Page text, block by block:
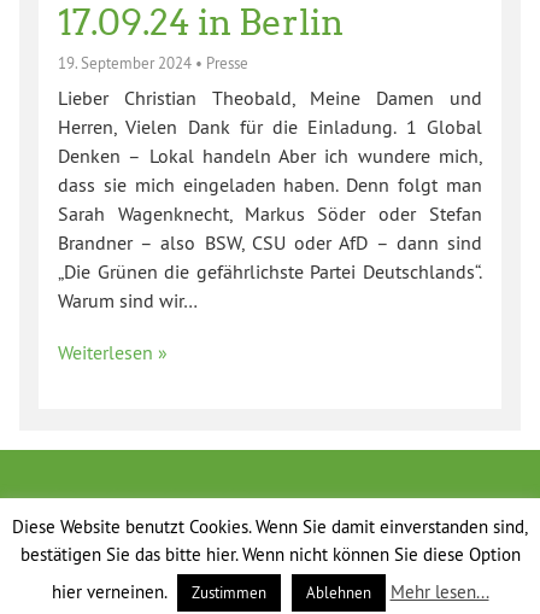
17.09.24 in Berlin
19. September 2024 • Presse
Lieber Christian Theobald, Meine Damen und
Herren, Vielen Dank für die Einladung. 1 Global
Denken – Lokal handeln Aber ich wundere mich,
dass sie mich eingeladen haben. Denn folgt man
Sarah Wagenknecht, Markus Söder oder Stefan
Brandner – also BSW, CSU oder AfD – dann sind
„Die Grünen die gefährlichste Partei Deutschlands“.
Warum sind wir…
Weiterlesen »
Diese Website benutzt Cookies. Wenn Sie damit einverstanden sind,
bestätigen Sie das bitte hier. Wenn nicht können Sie diese Option
hier verneinen.
Zustimmen Ablehnen Mehr lesen...